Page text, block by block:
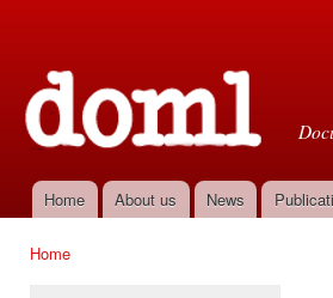
Main menu
Home About us News
Home